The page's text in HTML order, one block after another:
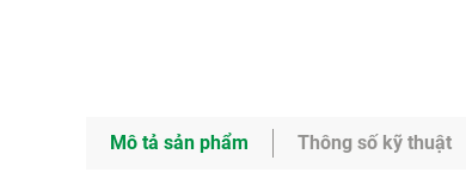
Mô tả sản phẩm Thông số kỹ thuật